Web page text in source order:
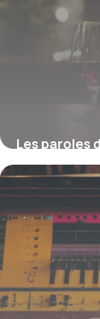
Les paroles
analyse de
18 juin 2026